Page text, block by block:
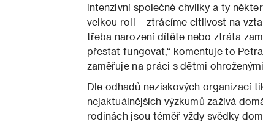
intenzivní společné chvilky a ty
velkou roli – ztrácíme citlivost na
třeba narození dítěte nebo ztráta
přestat fungovat,“ komentuje to
zaměřuje na práci s dětmi
Dle odhadů neziskových organizací
nejaktuálnějších výzkumů zažívá
rodinách jsou téměř vždy svědky